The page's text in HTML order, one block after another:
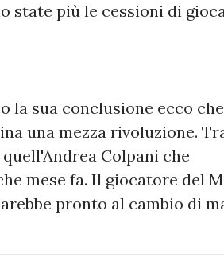
state più le cessioni di
la sua conclusione ecco
una mezza rivoluzione.
Colpani che
mese fa. Il giocatore del
pronto al cambio di